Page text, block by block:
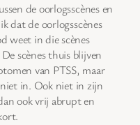
de oorlogsscènes en
dat de oorlogsscènes
weet in die scènes
scènes thuis blijven
van PTSS, maar
in. Ook niet in zijn
ook vrij abrupt en